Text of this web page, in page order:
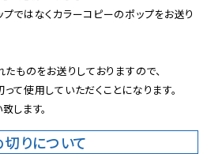
ではなくカラーコピーのポップをお送り
ものをお送りしておりますので、
て使用していただくことになります。
します。
りについて